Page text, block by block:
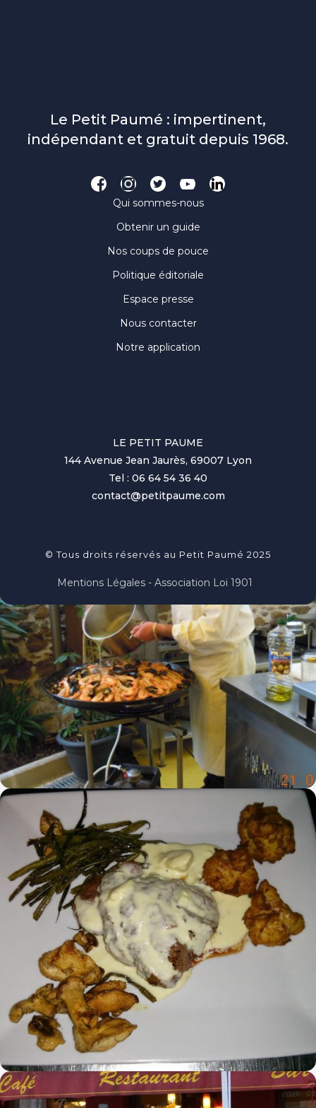
Le Petit Paumé : impertinent,
indépendant et gratuit depuis 1968.
Qui sommes-nous
Obtenir un guide
Nos coups de pouce
Politique éditoriale
Espace presse
Nous contacter
Notre application
LE PETIT PAUME
144 Avenue Jean Jaurès, 69007 Lyon
Tel : 06 64 54 36 40
contact@petitpaume.com
© Tous droits réservés au Petit Paumé 2025
Mentions Légales - Association Loi 1901